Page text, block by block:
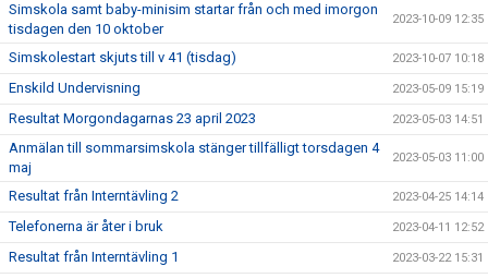
Simskola samt baby-minisim startar från och med imorgon
tisdagen den 10 oktober
2023-10-09 12:35
Simskolestart skjuts till v 41 (tisdag) 2023-10-07 10:18
Enskild Undervisning 2023-05-09 15:19
Resultat Morgondagarnas 23 april 2023 2023-05-03 14:51
Anmälan till sommarsimskola stänger tillfälligt torsdagen 4
maj
2023-05-03 11:00
Resultat från Interntävling 2 2023-04-25 14:14
Telefonerna är åter i bruk 2023-04-11 12:52
Resultat från Interntävling 1 2023-03-22 15:31